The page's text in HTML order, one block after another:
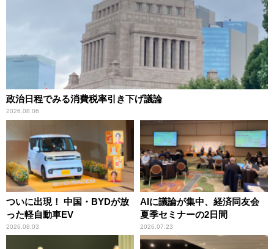
政治日程でみる消費税率引き下げ議論
2026.08.06
ついに出現！ 中国・BYDが放
った軽自動車EV
2026.08.03
AIに議論が集中、経済同友会
夏季セミナーの2日間
2026.07.23